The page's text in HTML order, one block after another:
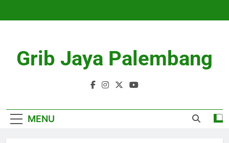
Grib Jaya Palembang
MENU